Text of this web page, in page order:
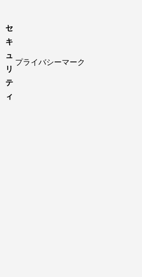
セ
キ
ュ
リ
テ
ィ
プライバシーマーク